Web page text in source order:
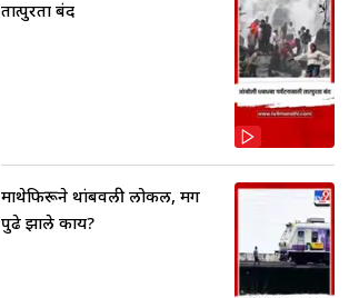
तात्पुरता बंद
माथेफिरूने थांबवली लोकल, मग
पुढे झाले काय?